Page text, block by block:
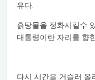
유다.
흙탕물을 정화시킬수
대통령이란 자리를 향
다시 시간을 거슬러 올